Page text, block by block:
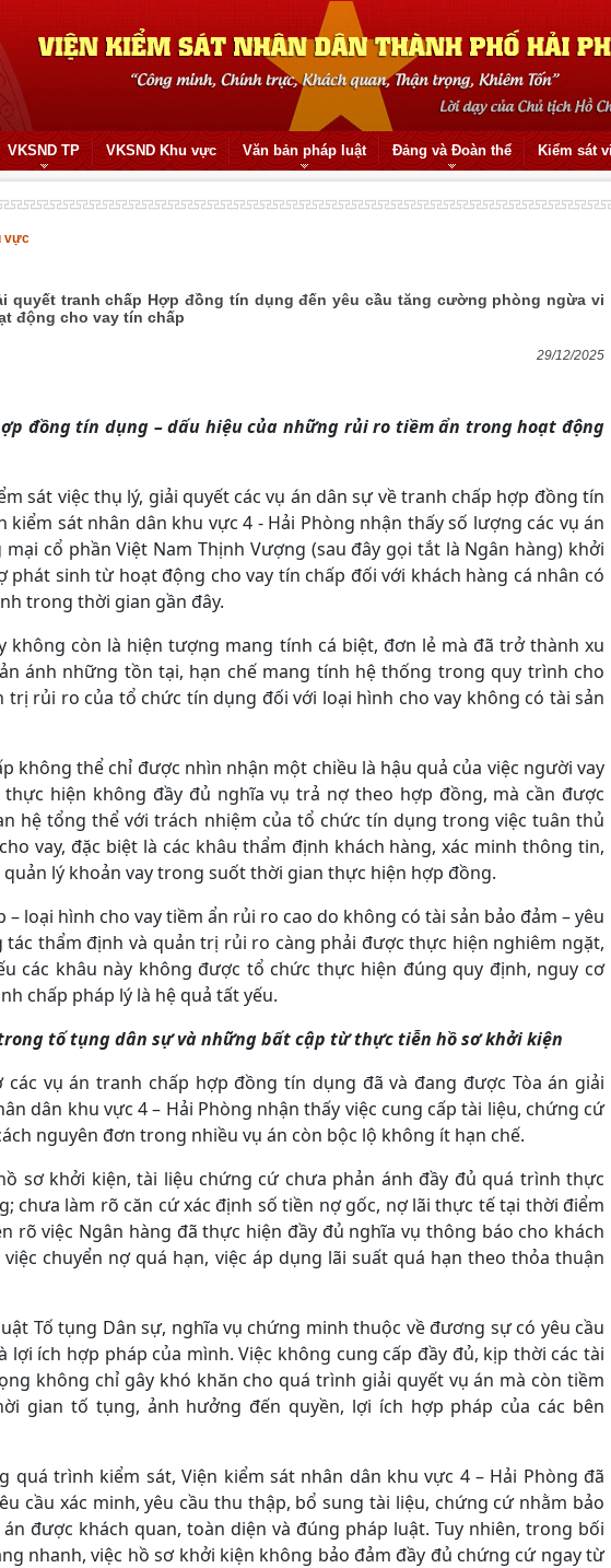
VKSND TP VKSND Khu vực Văn bản pháp luật Đảng và Đoàn thể Kiểm sát
vực
quyết tranh chấp Hợp đồng tín dụng đến yêu cầu tăng cường phòng ngừa vi
động cho vay tín chấp
29/12/2025
đồng tín dụng – dấu hiệu của những rủi ro tiềm ẩn trong hoạt động
sát việc thụ lý, giải quyết các vụ án dân sự về tranh chấp hợp đồng tín
kiểm sát nhân dân khu vực 4 - Hải Phòng nhận thấy số lượng các vụ án
cổ phần Việt Nam Thịnh Vượng (sau đây gọi tắt là Ngân hàng) khởi
phát sinh từ hoạt động cho vay tín chấp đối với khách hàng cá nhân có
trong thời gian gần đây.
không còn là hiện tượng mang tính cá biệt, đơn lẻ mà đã trở thành xu
ánh những tồn tại, hạn chế mang tính hệ thống trong quy trình cho
trị rủi ro của tổ chức tín dụng đối với loại hình cho vay không có tài sản
không thể chỉ được nhìn nhận một chiều là hậu quả của việc người vay
hiện không đầy đủ nghĩa vụ trả nợ theo hợp đồng, mà cần được
hệ tổng thể với trách nhiệm của tổ chức tín dụng trong việc tuân thủ
vay, đặc biệt là các khâu thẩm định khách hàng, xác minh thông tin,
lý khoản vay trong suốt thời gian thực hiện hợp đồng.
– loại hình cho vay tiềm ẩn rủi ro cao do không có tài sản bảo đảm – yêu
tác thẩm định và quản trị rủi ro càng phải được thực hiện nghiêm ngặt,
các khâu này không được tổ chức thực hiện đúng quy định, nguy cơ
chấp pháp lý là hệ quả tất yếu.
tố tụng dân sự và những bất cập từ thực tiễn hồ sơ khởi kiện
các vụ án tranh chấp hợp đồng tín dụng đã và đang được Tòa án giải
dân khu vực 4 – Hải Phòng nhận thấy việc cung cấp tài liệu, chứng cứ
nguyên đơn trong nhiều vụ án còn bộc lộ không ít hạn chế.
sơ khởi kiện, tài liệu chứng cứ chưa phản ánh đầy đủ quá trình thực
chưa làm rõ căn cứ xác định số tiền nợ gốc, nợ lãi thực tế tại thời điểm
rõ việc Ngân hàng đã thực hiện đầy đủ nghĩa vụ thông báo cho khách
chuyển nợ quá hạn, việc áp dụng lãi suất quá hạn theo thỏa thuận
Tố tụng Dân sự, nghĩa vụ chứng minh thuộc về đương sự có yêu cầu
lợi ích hợp pháp của mình. Việc không cung cấp đầy đủ, kịp thời các tài
không chỉ gây khó khăn cho quá trình giải quyết vụ án mà còn tiềm
gian tố tụng, ảnh hưởng đến quyền, lợi ích hợp pháp của các bên
quá trình kiểm sát, Viện kiểm sát nhân dân khu vực 4 – Hải Phòng đã
cầu xác minh, yêu cầu thu thập, bổ sung tài liệu, chứng cứ nhằm bảo
được khách quan, toàn diện và đúng pháp luật. Tuy nhiên, trong bối
nhanh, việc hồ sơ khởi kiện không bảo đảm đầy đủ chứng cứ ngay từ